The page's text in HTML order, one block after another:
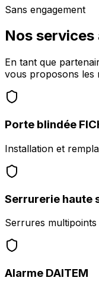
Sans engagement
Nos services
En tant que
vous proposons les
Porte blindée
Installation et
Serrurerie haute
Serrures multipoints
Alarme DAITEM